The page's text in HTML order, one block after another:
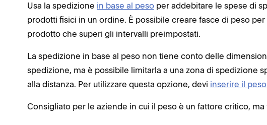
Usa la spedizione in base al peso per addebitare le spese di
prodotti fisici in un ordine. È possibile creare fasce di peso
prodotto che superi gli intervalli preimpostati.
La spedizione in base al peso non tiene conto delle
spedizione, ma è possibile limitarla a una zona di spedizione
alla distanza. Per utilizzare questa opzione, devi inserire il peso
Consigliato per le aziende in cui il peso è un fattore critico,